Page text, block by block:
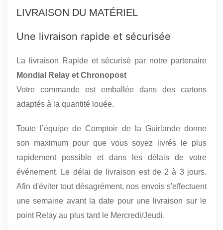
LIVRAISON DU MATÉRIEL
Une livraison rapide et sécurisée
La livraison Rapide et sécurisé par notre partenaire
Mondial Relay et Chronopost
Votre commande est emballée dans des cartons
adaptés à la quantité louée.
Toute l’équipe de Comptoir de la Guirlande donne
son maximum pour que vous soyez livrés le plus
rapidement possible et dans les délais de votre
événement. Le délai de livraison est de 2 à 3 jours.
Afin d'éviter tout désagrément, nos envois s'effectuent
une semaine avant la date pour une livraison sur le
point Relay au plus tard le Mercredi/Jeudi.